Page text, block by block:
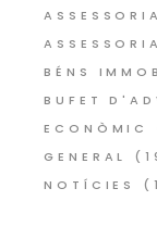
BÉNS
BUFET
ECONÒMIC
GENERAL
NOTÍCIES